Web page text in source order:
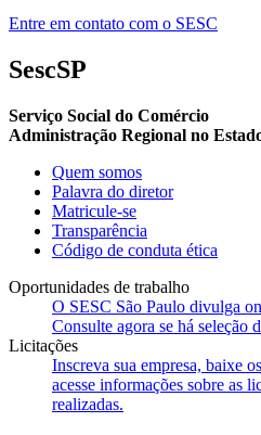
Entre em contato com o SESC
SescSP
Serviço Social do Comércio
Administração Regional no
Quem somos
Palavra do diretor
Matricule-se
Transparência
Código de conduta ética
Oportunidades de trabalho
O SESC São Paulo divulga
Consulte agora se há seleção
Licitações
Inscreva sua empresa, baixe
acesse informações sobre as
realizadas.